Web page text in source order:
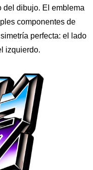
del dibujo. El emblema
componentes de
perfecta: el lado
izquierdo.